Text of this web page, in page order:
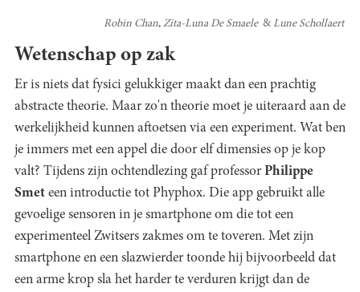
Robin Chan Zita-Luna De Smaele Lune Schollaert
Wetenschap op zak
Er is niets dat fysici gelukkiger maakt dan een prachtig
abstracte theorie. Maar zo'n theorie moet je uiteraard aan de
werkelijkheid kunnen aftoetsen via een experiment. Wat ben
je immers met een appel die door elf dimensies op je kop
valt? Tijdens zijn ochtendlezing gaf professor Philippe
Smet een introductie tot Phyphox. Die app gebruikt alle
gevoelige sensoren in je smartphone om die tot een
experimenteel Zwitsers zakmes om te toveren. Met zijn
smartphone en een slazwierder toonde hij bijvoorbeeld dat
een arme krop sla het harder te verduren krijgt dan de